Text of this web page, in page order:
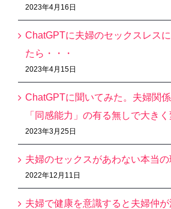
2023年4月16日
ChatGPTに夫婦のセックスレス
たら・・・
2023年4月15日
ChatGPTに聞いてみた。夫婦関
「同感能力」の有る無しで大き
2023年3月25日
夫婦のセックスがあわない本当の
2022年12月11日
夫婦で健康を意識すると夫婦仲が